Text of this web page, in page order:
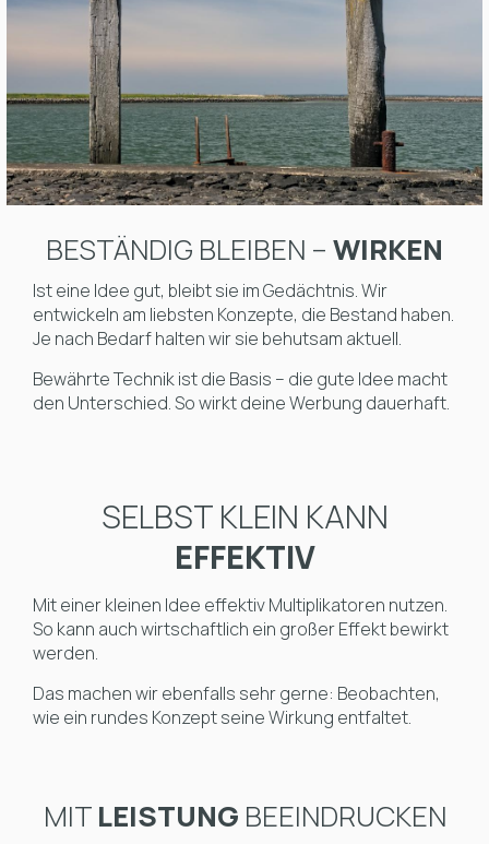
BESTÄNDIG BLEIBEN – WIRKEN
Ist eine Idee gut, bleibt sie im Gedächtnis. Wir
entwickeln am liebsten Konzepte, die Bestand haben.
Je nach Bedarf halten wir sie behutsam aktuell.
Bewährte Technik ist die Basis – die gute Idee macht
den Unterschied. So wirkt deine Werbung dauerhaft.
SELBST KLEIN KANN
EFFEKTIV
Mit einer kleinen Idee effektiv Multiplikatoren nutzen.
So kann auch wirtschaftlich ein großer Effekt bewirkt
werden.
Das machen wir ebenfalls sehr gerne: Beobachten,
wie ein rundes Konzept seine Wirkung entfaltet.
MIT LEISTUNG BEEINDRUCKEN